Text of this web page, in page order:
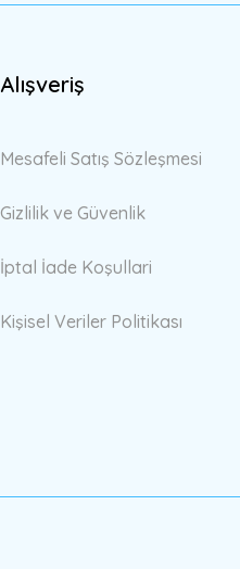
Alışveriş
Mesafeli Satış Sözleşmesi
Gizlilik ve Güvenlik
İptal İade Koşullari
Kişisel Veriler Politikası